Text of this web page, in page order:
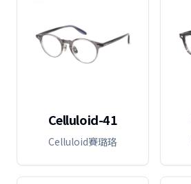
Celluloid-41
Celluloid賽璐珞